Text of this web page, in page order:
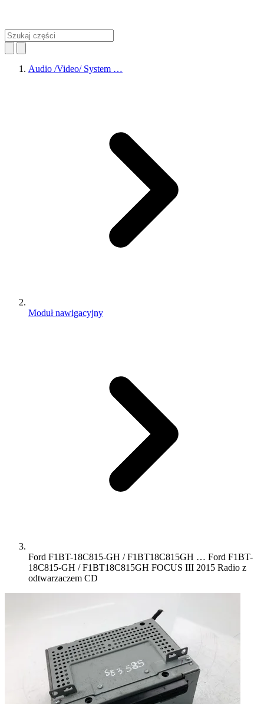
Audio /Video/ System …
Moduł nawigacyjny
Ford F1BT-18C815-GH / F1BT18C815GH … Ford F1BT-
18C815-GH / F1BT18C815GH FOCUS III 2015 Radio z
odtwarzaczem CD